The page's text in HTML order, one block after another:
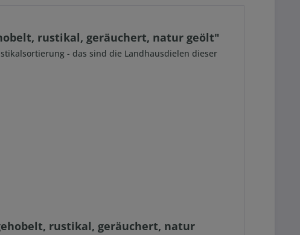
rustikal, geräuchert, natur geölt"
- das sind die Landhausdielen dieser
rustikal, geräuchert, natur